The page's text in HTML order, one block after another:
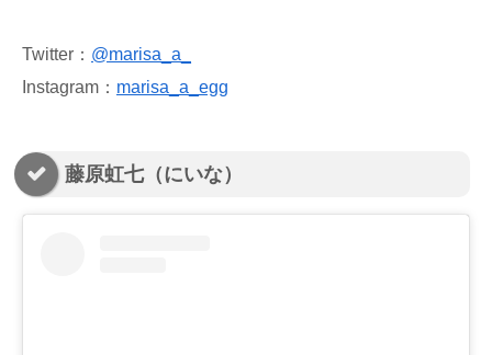
Twitter： @marisa_a_
Instagram： marisa_a_egg
藤原虹七（にいな）